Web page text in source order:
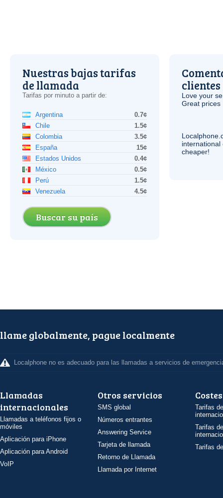
Nuestras bajas tarifas
de llamada
Tarifas por minuto a partir de:
Argentina
0.7¢
Chile
1.5¢
Colombia
3.5¢
España
15¢
Estados Unidos
0.4¢
México
0.5¢
Perú
1.5¢
Venezuela
4.5¢
Buscar su país
clientes
Love your
Great prices
international
cheaper!
llame globalmente, pague localmente
Localphone no es adecuado para las llamadas a servicios de
Llamadas
internacionales
Llamadas a teléfonos fijos o
móviles
Aplicación para iPhone
Aplicación para Android
VoIP
Otros servicios
SMS global
Números entrantes
Answering Service
Tarjeta de llamada
Retorno de Llamada
Llamada por Internet
Costes
Tarifas
Tarifas
Tarifas